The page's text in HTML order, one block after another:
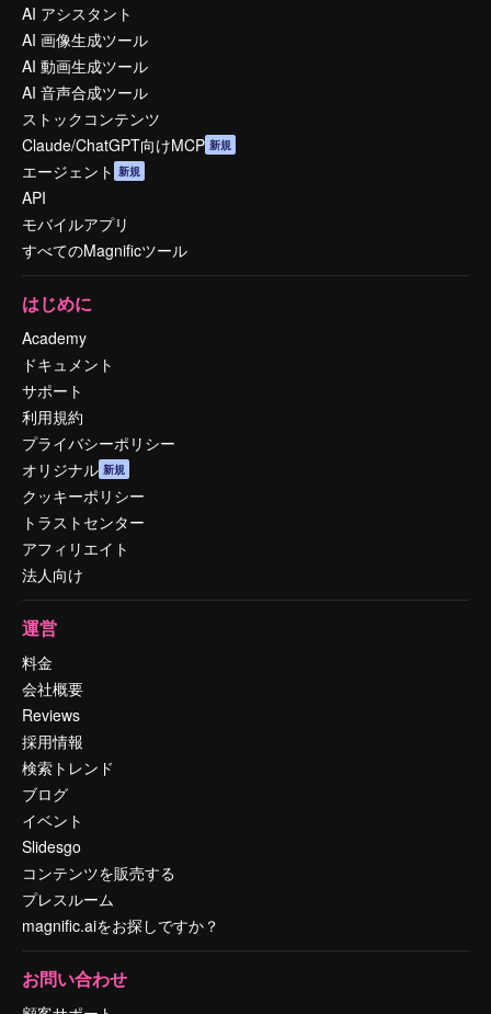
AI アシスタント
AI 画像生成ツール
AI 動画生成ツール
AI 音声合成ツール
ストックコンテンツ
Claude/ChatGPT向けMCP 新規
エージェント 新規
API
モバイルアプリ
すべてのMagnificツール
はじめに
Academy
ドキュメント
サポート
利用規約
プライバシーポリシー
オリジナル 新規
クッキーポリシー
トラストセンター
アフィリエイト
法人向け
運営
料金
会社概要
Reviews
採用情報
検索トレンド
ブログ
イベント
Slidesgo
コンテンツを販売する
プレスルーム
magnific.aiをお探しですか？
お問い合わせ